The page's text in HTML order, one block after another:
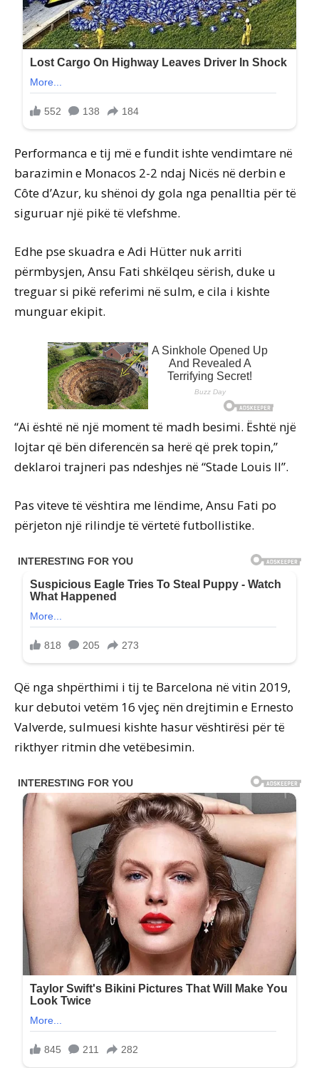
Performanca e tij më e fundit ishte vendimtare në
barazimin e Monacos 2-2 ndaj Nicës në derbin e
Côte d’Azur, ku shënoi dy gola nga penalltia për të
siguruar një pikë të vlefshme.
Edhe pse skuadra e Adi Hütter nuk arriti
përmbysjen, Ansu Fati shkëlqeu sërish, duke u
treguar si pikë referimi në sulm, e cila i kishte
munguar ekipit.
“Ai është në një moment të madh besimi. Është një
lojtar që bën diferencën sa herë që prek topin,”
deklaroi trajneri pas ndeshjes në “Stade Louis II”.
Pas viteve të vështira me lëndime, Ansu Fati po
përjeton një rilindje të vërtetë futbollistike.
Që nga shpërthimi i tij te Barcelona në vitin 2019,
kur debutoi vetëm 16 vjeç nën drejtimin e Ernesto
Valverde, sulmuesi kishte hasur vështirësi për të
rikthyer ritmin dhe vetëbesimin.